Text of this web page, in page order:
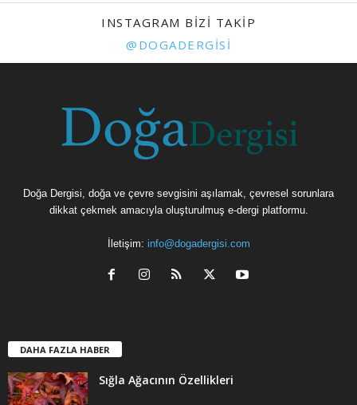
INSTAGRAM BIZI TAKIP
@DOGADERGISI
Doğa Dergisi, doğa ve çevre sevgisini aşılamak, çevresel sorunlara
dikkat çekmek amacıyla oluşturulmuş e-dergi platformu.
İletişim: info@dogadergisi.com
DAHA FAZLA HABER
Sığla Ağacının Özellikleri